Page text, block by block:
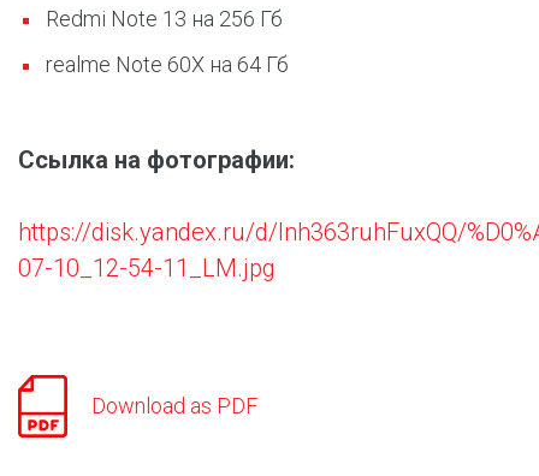
Redmi Note 13 на 256 Гб
realme Note 60X на 64 Гб
Ссылка на фотографии:
https://disk.yandex.ru/d/lnh363ruhFuxQQ/
07-10_12-54-11_LM.jpg
Download as PDF